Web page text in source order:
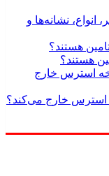
انواع، نشانه‌ها و
هستند؟
استرس خارج می‌کند؟